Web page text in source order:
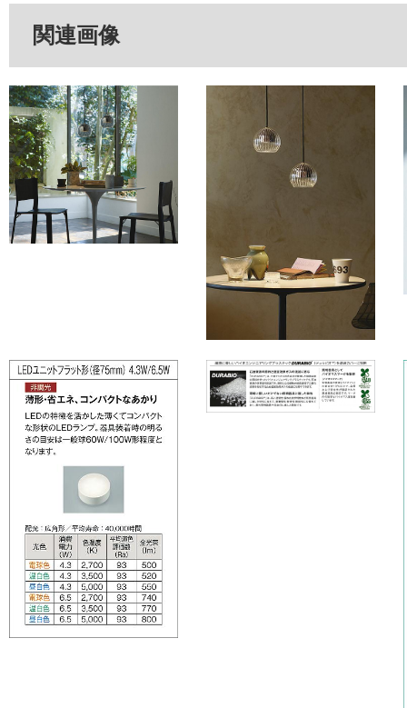
関連画像